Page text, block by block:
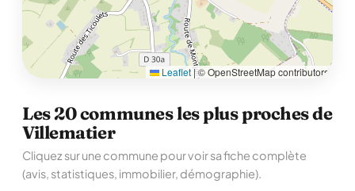
Leaflet |© OpenStreetMap contributors
Les 20 communes les plus proches de
Villematier
Cliquez sur une commune pour voir sa fiche complète
(avis, statistiques, immobilier, démographie).